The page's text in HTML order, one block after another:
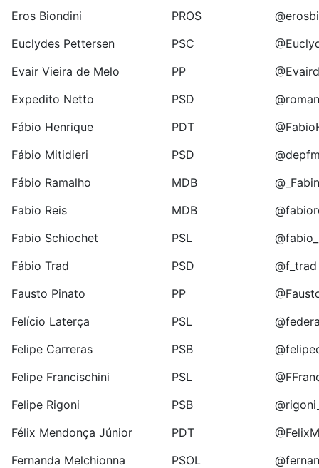
Eros Biondini PROS
Euclydes Pettersen
PSC
Evair Vieira de Melo
PP
Expedito Netto
PSD
Fábio Henrique
PDT
Fábio Mitidieri
PSD
Fábio Ramalho
MDB
Fabio Reis
MDB
Fabio Schiochet
PSL
Fábio Trad
PSD
@f_trad
Fausto Pinato
PP
Felício Laterça
PSL
Felipe Carreras
PSB
Felipe Francischini
PSL
Felipe Rigoni
PSB
Félix Mendonça Júnior
PDT
Fernanda Melchionna
PSOL